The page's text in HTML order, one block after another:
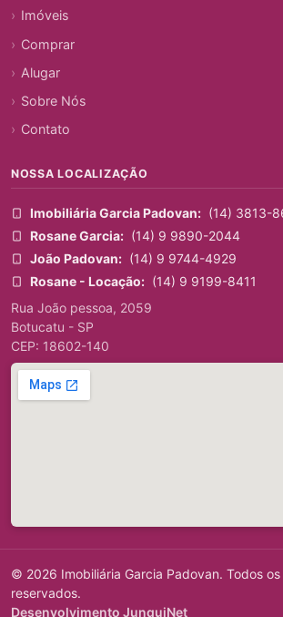
Imóveis
Comprar
Alugar
Sobre Nós
Contato
NOSSA LOCALIZAÇÃO
Imobiliária Garcia Padovan: (14) 3813-
Rosane Garcia: (14) 9 9890-2044
João Padovan: (14) 9 9744-4929
Rosane - Locação: (14) 9 9199-8411
Rua João pessoa, 2059
Botucatu - SP
CEP: 18602-140
© 2026 Imobiliária Garcia Padovan. Todos
reservados.
Desenvolvimento JunquiNet